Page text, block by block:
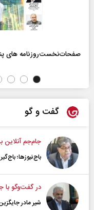
صفحات‌نخست‌روزنامه ها‌ی پنجشنبه‌۱۵
گفت و گو
جام‌جم آنلاین
باج‌نیوزها؛
در گفت‌و‌گو با
شیر مادر